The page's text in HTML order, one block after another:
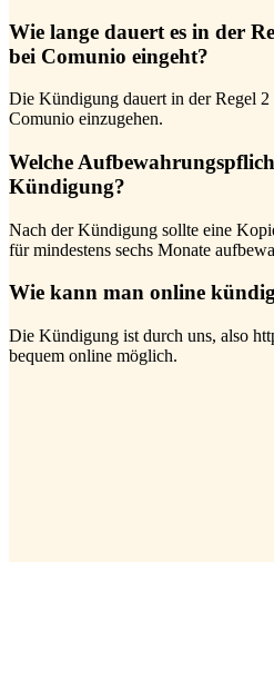
Wie lange dauert es in der
bei Comunio eingeht?
Die Kündigung dauert in der Regel 2
Comunio einzugehen.
Welche
Kündigung?
Nach der Kündigung sollte eine
für mindestens sechs Monate
Wie kann man online
Die Kündigung ist durch uns, also
bequem online möglich.